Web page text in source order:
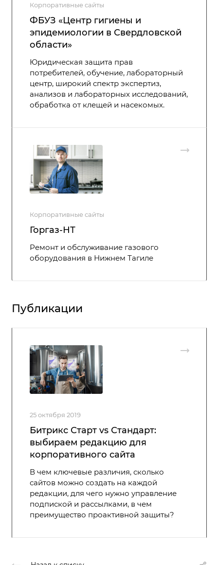
Корпоративные сайты
ФБУЗ «Центр гигиены и
эпидемиологии в Свердловской
области»
Юридическая защита прав
потребителей, обучение, лабораторный
центр, широкий спектр экспертиз,
анализов и лабораторных исследований,
обработка от клещей и насекомых.
Корпоративные сайты
Горгаз-НТ
Ремонт и обслуживание газового
оборудования в Нижнем Тагиле
Публикации
25 октября 2019
Битрикс Старт vs Стандарт:
выбираем редакцию для
корпоративного сайта
В чем ключевые различия, сколько
сайтов можно создать на каждой
редакции, для чего нужно управление
подпиской и рассылками, в чем
преимущество проактивной защиты?